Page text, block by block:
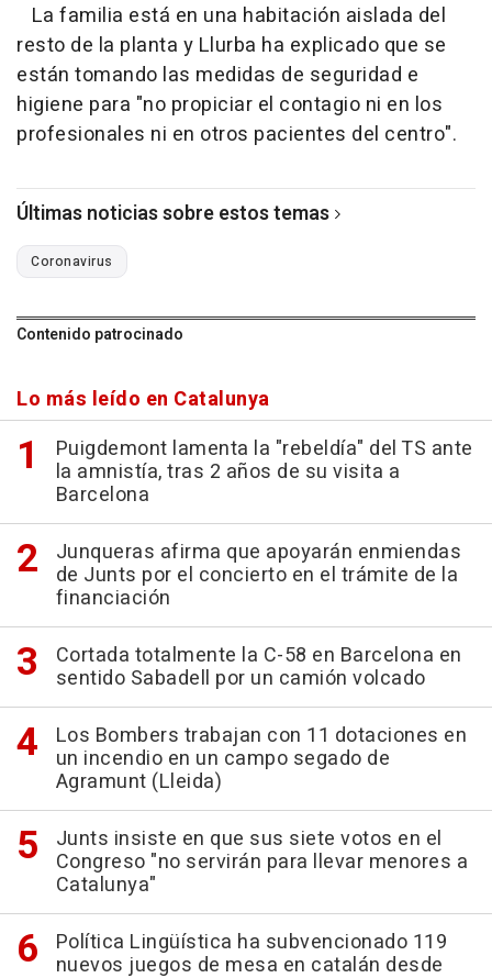
La familia está en una habitación aislada del
resto de la planta y Llurba ha explicado que se
están tomando las medidas de seguridad e
higiene para "no propiciar el contagio ni en los
profesionales ni en otros pacientes del centro".
Últimas noticias sobre estos temas
Coronavirus
Contenido patrocinado
Lo más leído en Catalunya
Puigdemont lamenta la "rebeldía" del TS ante
la amnistía, tras 2 años de su visita a
Barcelona
Junqueras afirma que apoyarán enmiendas
de Junts por el concierto en el trámite de la
financiación
Cortada totalmente la C-58 en Barcelona en
sentido Sabadell por un camión volcado
Los Bombers trabajan con 11 dotaciones en
un incendio en un campo segado de
Agramunt (Lleida)
Junts insiste en que sus siete votos en el
Congreso "no servirán para llevar menores a
Catalunya"
Política Lingüística ha subvencionado 119
nuevos juegos de mesa en catalán desde